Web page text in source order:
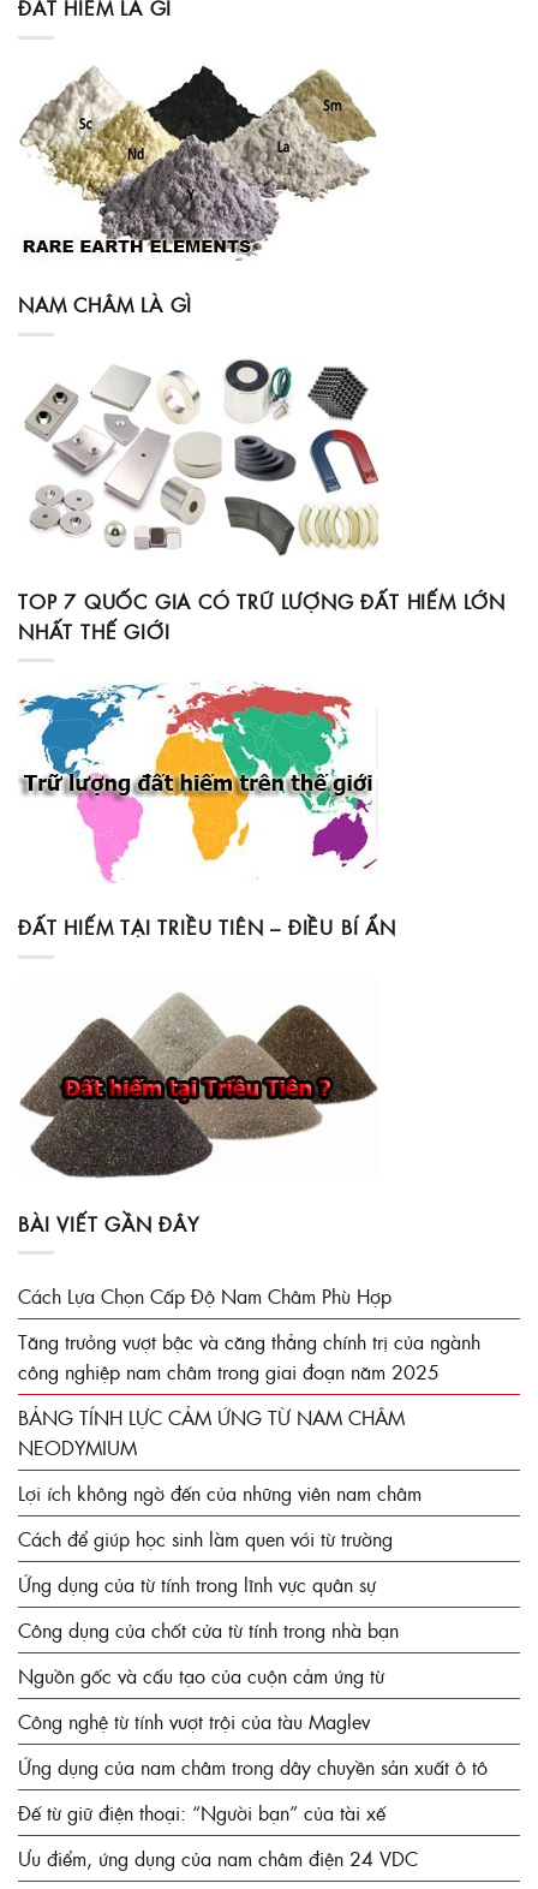
ĐẤT HIẾM LÀ GÌ
NAM CHÂM LÀ GÌ
TOP 7 QUỐC GIA CÓ TRỮ LƯỢNG ĐẤT HIẾM LỚN
NHẤT THẾ GIỚI
ĐẤT HIẾM TẠI TRIỀU TIÊN – ĐIỀU BÍ ẨN
BÀI VIẾT GẦN ĐÂY
Cách Lựa Chọn Cấp Độ Nam Châm Phù Hợp
Tăng trưởng vượt bậc và căng thẳng chính trị của ngành
công nghiệp nam châm trong giai đoạn năm 2025
BẢNG TÍNH LỰC CẢM ỨNG TỪ NAM CHÂM
NEODYMIUM
Lợi ích không ngờ đến của những viên nam châm
Cách để giúp học sinh làm quen với từ trường
Ứng dụng của từ tính trong lĩnh vực quân sự
Công dụng của chốt cửa từ tính trong nhà bạn
Nguồn gốc và cấu tạo của cuộn cảm ứng từ
Công nghệ từ tính vượt trội của tàu Maglev
Ứng dụng của nam châm trong dây chuyền sản xuất ô tô
Đế từ giữ điện thoại: “Người bạn” của tài xế
Ưu điểm, ứng dụng của nam châm điện 24 VDC